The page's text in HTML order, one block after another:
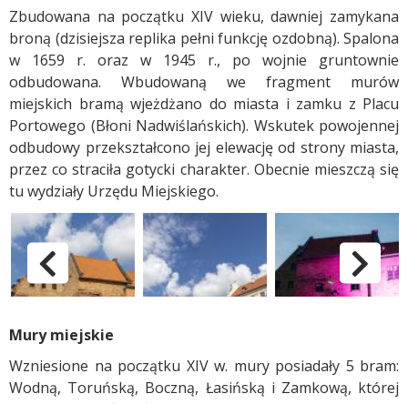
Zbudowana na początku XIV wieku, dawniej zamykana
broną (dzisiejsza replika pełni funkcję ozdobną). Spalona
w 1659 r. oraz w 1945 r., po wojnie gruntownie
odbudowana. Wbudowaną we fragment murów
miejskich bramą wjeżdżano do miasta i zamku z Placu
Portowego (Błoni Nadwiślańskich). Wskutek powojennej
odbudowy przekształcono jej elewację od strony miasta,
przez co straciła gotycki charakter. Obecnie mieszczą się
tu wydziały Urzędu Miejskiego.
Zabytki Grudziądza - Brama Wodna
pokaż poprzednie
Mury miejskie
Wzniesione na początku XIV w. mury posiadały 5 bram:
Wodną, Toruńską, Boczną, Łasińską i Zamkową, której